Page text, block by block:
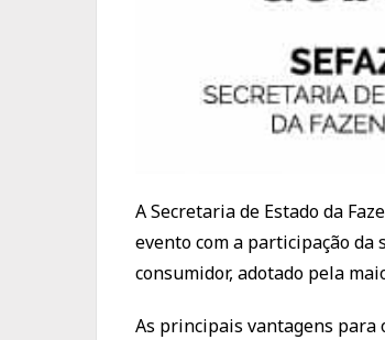
A Secretaria de Estado da
evento com a participação da
consumidor, adotado pela
As principais vantagens para